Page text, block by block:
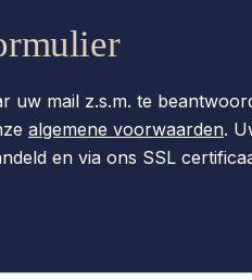
uw mail z.s.m. te
algemene voorwaarden.
en via ons SSL